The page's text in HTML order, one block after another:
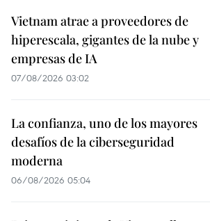
Vietnam atrae a proveedores de
hiperescala, gigantes de la nube y
empresas de IA
07/08/2026 03:02
La confianza, uno de los mayores
desafíos de la ciberseguridad
moderna
06/08/2026 05:04